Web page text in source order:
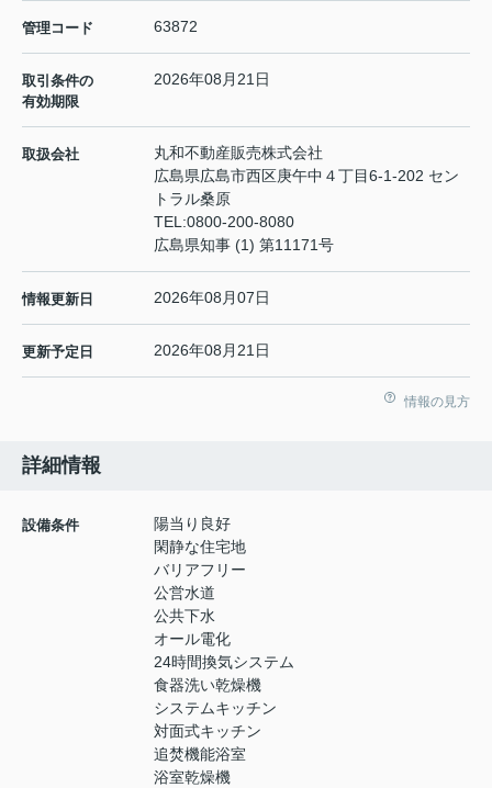
管理コード 63872
取引条件の
有効期限
2026年08月21日
取扱会社
丸和不動産販売株式会社
広島県広島市西区庚午中４丁目6-1-202 セン
トラル桑原
TEL:0800-200-8080
広島県知事 (1) 第11171号
情報更新日 2026年08月07日
更新予定日 2026年08月21日
情報の見方
詳細情報
設備条件
陽当り良好
閑静な住宅地
バリアフリー
公営水道
公共下水
オール電化
24時間換気システム
食器洗い乾燥機
システムキッチン
対面式キッチン
追焚機能浴室
浴室乾燥機